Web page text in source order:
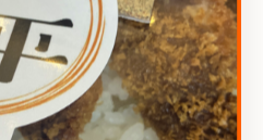
すが、丸(円)にこだわりござ